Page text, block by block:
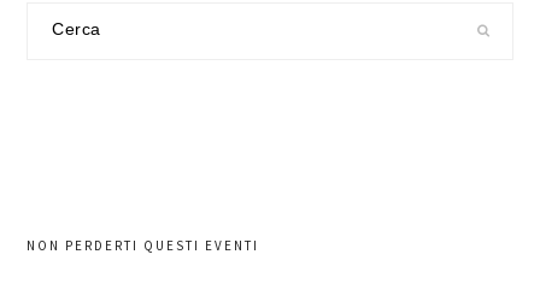
NON PERDERTI QUESTI EVENTI